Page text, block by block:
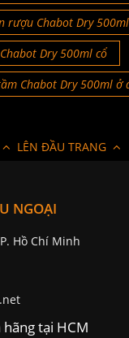
rượu Chabot Dry 500ml
Dry 500ml cổ
Chabot Dry 500ml ở
LÊN ĐẦU TRANG
NGOẠI
Hồ Chí Minh
tại HCM